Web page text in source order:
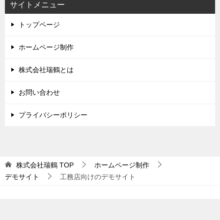
サイトメニュー
トップページ
ホームページ制作
株式会社瑞鶴とは
お問い合わせ
プライバシーポリシー
株式会社瑞鶴 TOP
ホームページ制作
デモサイト
工務店向けのデモサイト